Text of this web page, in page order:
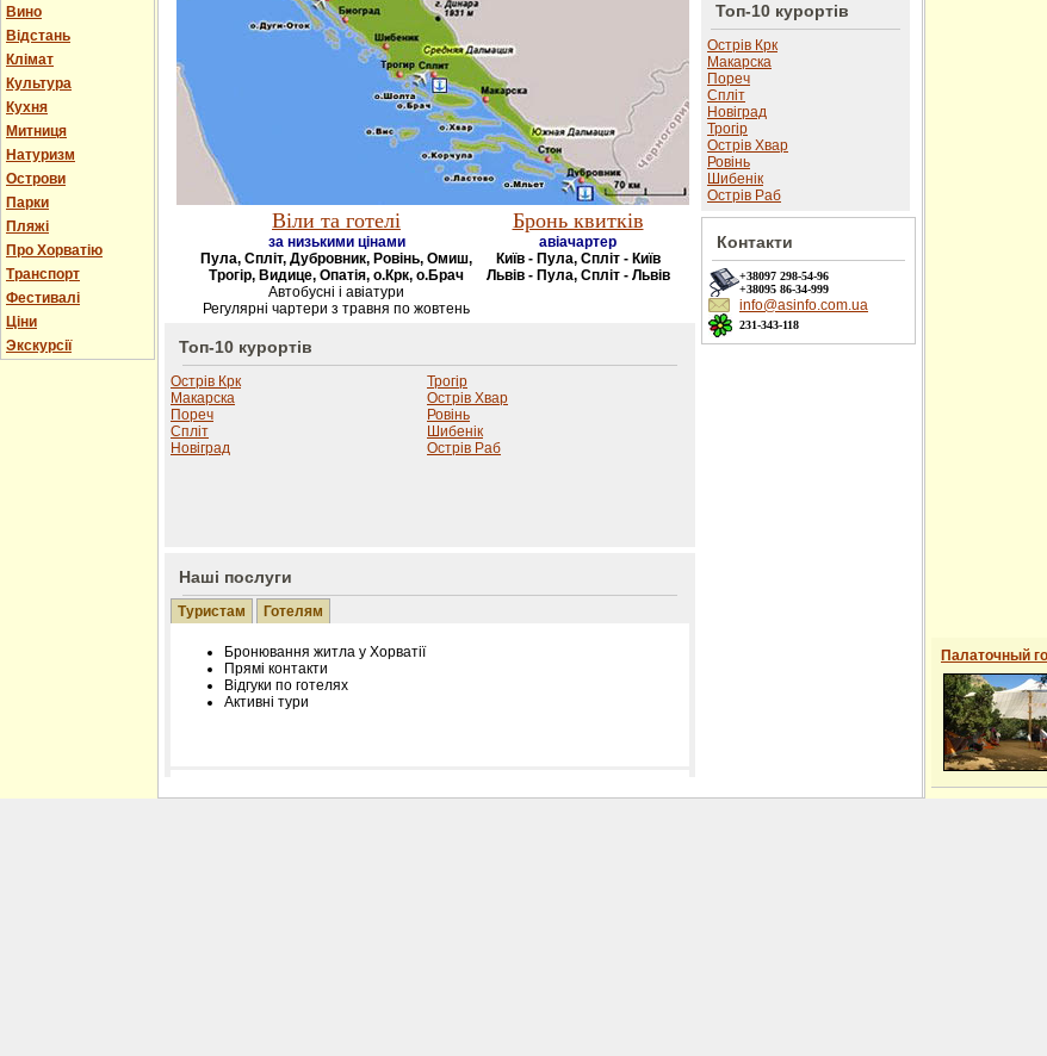
Вино
Відстань
Клімат
Культура
Кухня
Митниця
Натуризм
Острови
Парки
Пляжі
Про Хорватію
Транспорт
Фестивалі
Ціни
Экскурсії
Віли та готелі
за низькими цінами
Пула, Спліт, Дубровник, Ровінь, Омиш,
Трогір, Видице, Опатія, о.Крк, о.Брач
Автобусні і авіатури
Регулярні чартери з травня по жовтень
Бронь квитків
авіачартер
Київ - Пула, Спліт - Київ
Львів - Пула, Спліт - Львів
Топ-10 курортів
Острів Крк
Макарска
Пореч
Спліт
Новіград
Трогір
Острів Хвар
Ровінь
Шибенік
Острів Раб
Наші послуги
Туристам Готелям
Бронювання житла у Хорватії
Прямі контакти
Відгуки по готелях
Активні тури
Розміщення інформації про готель на нашому сайті
Топ-10 курортів
Острів Крк
Макарска
Пореч
Спліт
Новіград
Трогір
Острів Хвар
Ровінь
Шибенік
Острів Раб
Контакти
+38097 298-54-96
+38095 86-34-999
info@asinfo.com.ua
231-343-118
Палаточный